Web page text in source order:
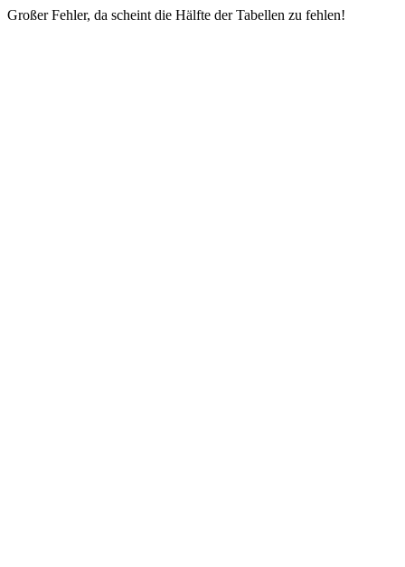
Großer Fehler, da scheint die Hälfte der Tabellen zu fehlen!